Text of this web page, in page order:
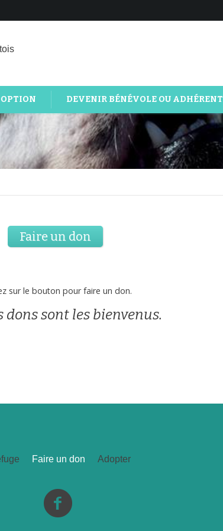
DEVENIR BÉNÉVOLE OU ADHÉRENT
Faire un don
sur le bouton pour faire un don.
dons sont les bienvenus.
Faire un don Adopter